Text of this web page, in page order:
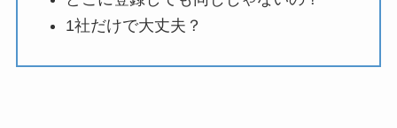
1社だけで大丈夫？